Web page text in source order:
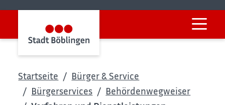
Startseite
Bürger & Service
Bürgerservices
Behördenwegweiser